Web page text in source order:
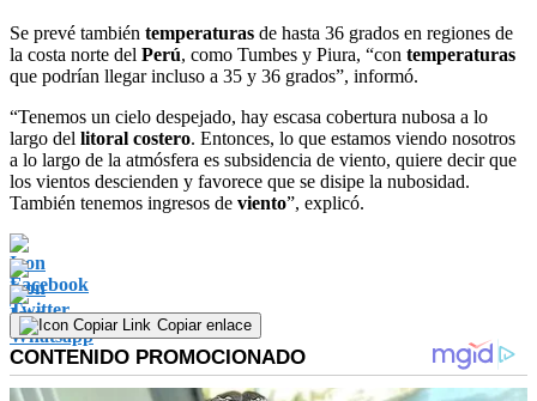
Se prevé también temperaturas de hasta 36 grados en regiones de
la costa norte del Perú, como Tumbes y Piura, “con temperaturas
que podrían llegar incluso a 35 y 36 grados”, informó.
“Tenemos un cielo despejado, hay escasa cobertura nubosa a lo
largo del litoral costero. Entonces, lo que estamos viendo nosotros
a lo largo de la atmósfera es subsidencia de viento, quiere decir que
los vientos descienden y favorece que se disipe la nubosidad.
También tenemos ingresos de viento”, explicó.
Copiar enlace